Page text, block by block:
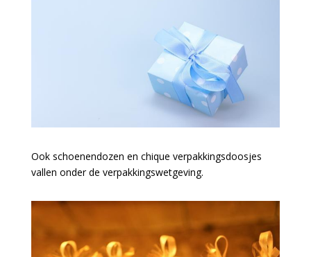
Ook schoenendozen en chique verpakkingsdoosjes
vallen onder de verpakkingswetgeving.